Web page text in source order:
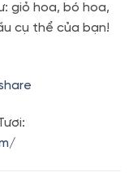
giỏ hoa, bó hoa,
cụ thể của bạn!